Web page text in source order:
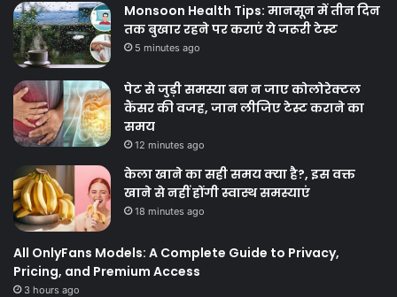
Monsoon Health Tips: मानसून में तीन दिन
तक बुखार रहने पर कराएं ये जरूरी टेस्ट
5 minutes ago
पेट से जुड़ी समस्या बन न जाए कोलोरेक्टल
कैंसर की वजह, जान लीजिए टेस्ट कराने का
समय
12 minutes ago
केला खाने का सही समय क्‍या है?, इस वक्त
खाने से नहीं होंगी स्वास्थ समस्याएं
18 minutes ago
All OnlyFans Models: A Complete Guide to Privacy,
Pricing, and Premium Access
3 hours ago